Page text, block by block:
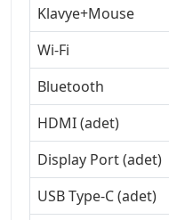
Klavye+Mouse
Wi-Fi
Bluetooth
HDMI (adet)
Display Port (adet)
USB Type-C (adet)